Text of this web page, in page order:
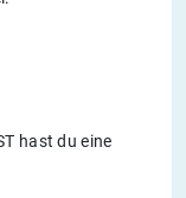
hast du eine